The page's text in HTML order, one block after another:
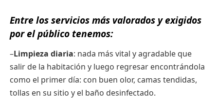
Entre los servicios más valorados y exigidos
por el público tenemos:
–Limpieza diaria: nada más vital y agradable que
salir de la habitación y luego regresar encontrándola
como el primer día: con buen olor, camas tendidas,
tollas en su sitio y el baño desinfectado.